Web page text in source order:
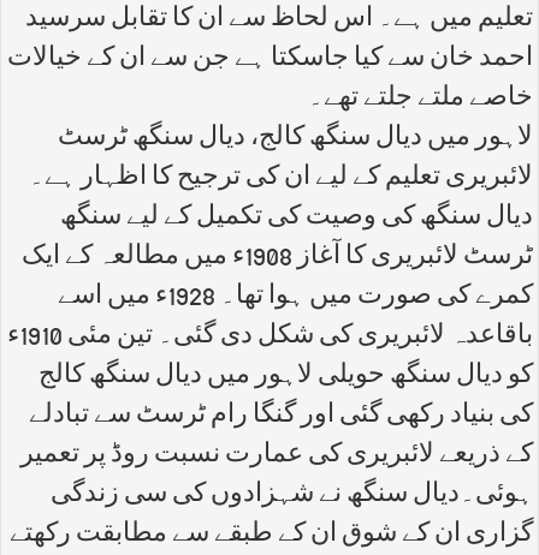
تعلیم میں ہے۔ اس لحاظ سے ان کا تقابل سرسید
احمد خان سے کیا جاسکتا ہے جن سے ان کے خیالات
خاصے ملتے جلتے تھے۔
لاہور میں دیال سنگھ کالج، دیال سنگھ ٹرسٹ
لائبریری تعلیم کے لیے ان کی ترجیح کا اظہار ہے۔
دیال سنگھ کی وصیت کی تکمیل کے لیے سنگھ
ٹرسٹ لائبریری کا آغاز 1908ء میں مطالعہ کے ایک
کمرے کی صورت میں ہوا تھا۔ 1928ء میں اسے
باقاعدہ لائبریری کی شکل دی گئی۔ تین مئی 1910ء
کو دیال سنگھ حویلی لاہور میں دیال سنگھ کالج
کی بنیاد رکھی گئی اور گنگا رام ٹرسٹ سے تبادلے
کے ذریعے لائبریری کی عمارت نسبت روڈ پر تعمیر
ہوئی۔دیال سنگھ نے شہزادوں کی سی زندگی
گزاری ان کے شوق ان کے طبقے سے مطابقت رکھتے